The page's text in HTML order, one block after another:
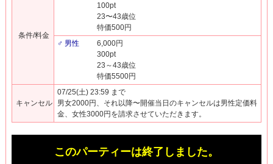
条件/料金
100pt
23〜43歳位
特価500円
♂ 男性
6,000円
300pt
23～43歳位
特価5500円
キャンセル
07/25(土) 23:59 まで
男女2000円、それ以降〜開催当日のキャンセルは男性定価料
金、女性3000円を請求させていただきます。
このパーティーは終了しました。